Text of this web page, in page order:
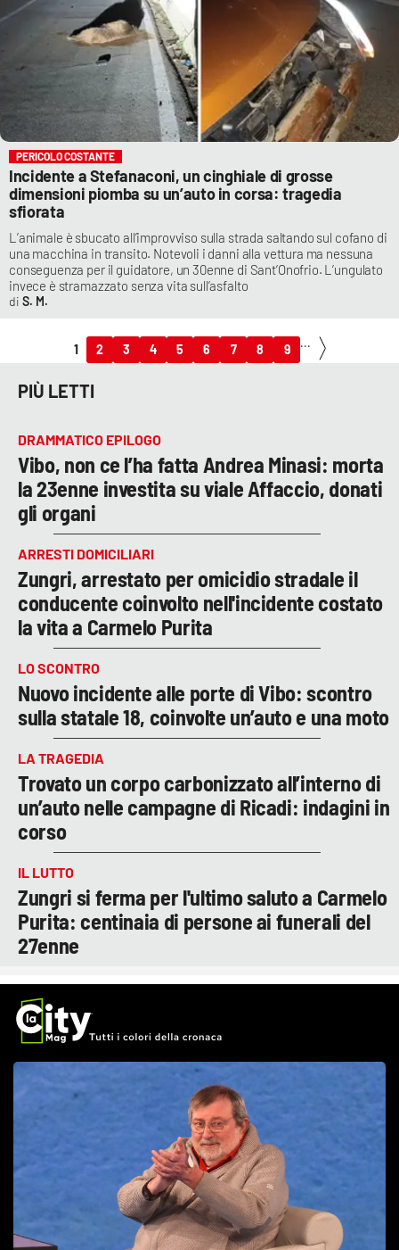
PERICOLO COSTANTE
Incidente a Stefanaconi, un cinghiale di grosse
dimensioni piomba su un’auto in corsa: tragedia
sfiorata
L’animale è sbucato all’improvviso sulla strada saltando sul cofano di
una macchina in transito. Notevoli i danni alla vettura ma nessuna
conseguenza per il guidatore, un 30enne di Sant’Onofrio. L’ungulato
invece è stramazzato senza vita sull’asfalto
S. M.
1 2 3 4 5 6 7 8 9 ...
PIÙ LETTI
DRAMMATICO EPILOGO
Vibo, non ce l’ha fatta Andrea Minasi: morta
la 23enne investita su viale Affaccio, donati
gli organi
ARRESTI DOMICILIARI
Zungri, arrestato per omicidio stradale il
conducente coinvolto nell'incidente costato
la vita a Carmelo Purita
LO SCONTRO
Nuovo incidente alle porte di Vibo: scontro
sulla statale 18, coinvolte un’auto e una moto
LA TRAGEDIA
Trovato un corpo carbonizzato all’interno di
un’auto nelle campagne di Ricadi: indagini in
corso
IL LUTTO
Zungri si ferma per l'ultimo saluto a Carmelo
Purita: centinaia di persone ai funerali del
27enne